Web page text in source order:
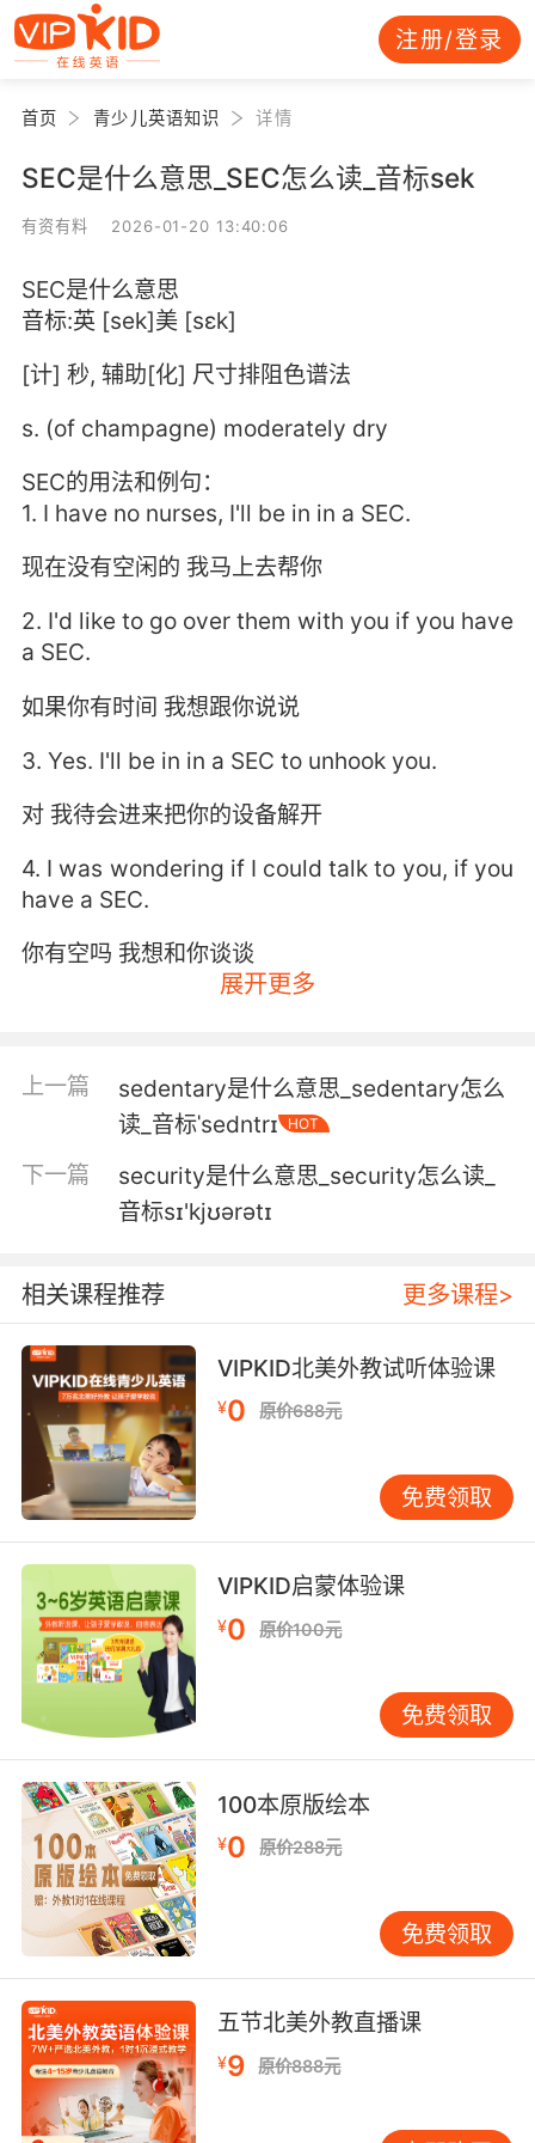
注册/登录
首页 青少儿英语知识 详情
SEC是什么意思_SEC怎么读_音标sek
有资有料 2026-01-20 13:40:06
SEC是什么意思
音标:英 [sek]美 [sɛk]
[计] 秒, 辅助[化] 尺寸排阻色谱法
s. (of champagne) moderately dry
SEC的用法和例句：
1. I have no nurses, I'll be in in a SEC.
现在没有空闲的 我马上去帮你
2. I'd like to go over them with you if you have
a SEC.
如果你有时间 我想跟你说说
3. Yes. I'll be in in a SEC to unhook you.
对 我待会进来把你的设备解开
4. I was wondering if I could talk to you, if you
have a SEC.
你有空吗 我想和你谈谈
6. Stop your work, both of you, for a SEC.
先别忙工作了 你们俩 就一下
7. Are you waving or what? It should come on
你在挥手吗 应该马上就亮了
8. Madeleines. I'll open it in a SEC.
玛德琳蛋糕 我一会儿就打开
9. Hey, can you get that for me? I'll be out in a
SEC.
10. Just a SEC. I'll see if she's available.
等一会儿 我看看她有没有空
展开更多
上一篇
sedentary是什么意思_sedentary怎么
读_音标ˈsedntrɪ
HOT
下一篇
security是什么意思_security怎么读_
音标sɪ'kjʊərətɪ
相关课程推荐 更多课程>
VIPKID北美外教试听体验课
¥0 原价688元
免费领取
VIPKID启蒙体验课
¥0 原价100元
免费领取
100本原版绘本
¥0 原价288元
免费领取
五节北美外教直播课
¥9 原价888元